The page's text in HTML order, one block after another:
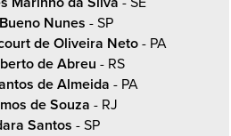
Nunes - SP
de Oliveira Neto- PA
de Abreu - RS
de Almeida - PA
de Souza - RJ
Santos - SP